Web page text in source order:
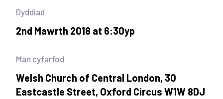
Dyddiad
2nd Mawrth 2018 at 6:30yp
Man cyfarfod
Welsh Church of Central London, 30
Eastcastle Street, Oxford Circus W1W 8DJ